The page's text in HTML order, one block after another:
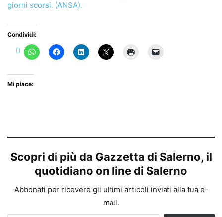
giorni scorsi. (ANSA).
Condividi:
Mi piace:
Scopri di più da Gazzetta di Salerno, il
quotidiano on line di Salerno
Abbonati per ricevere gli ultimi articoli inviati alla tua e-
mail.
Digita la tua e-mail...